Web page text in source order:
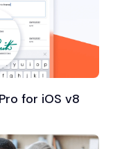
for iOS v8